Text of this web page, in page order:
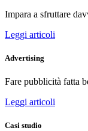
Impara a sfruttare
Leggi articoli
Advertising
Fare pubblicità fatta
Leggi articoli
Casi studio